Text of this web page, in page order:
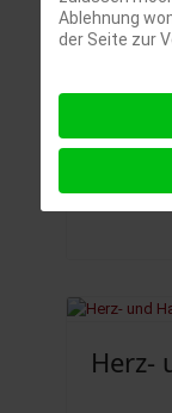
Herz-
Ablehnung
der Seite zur